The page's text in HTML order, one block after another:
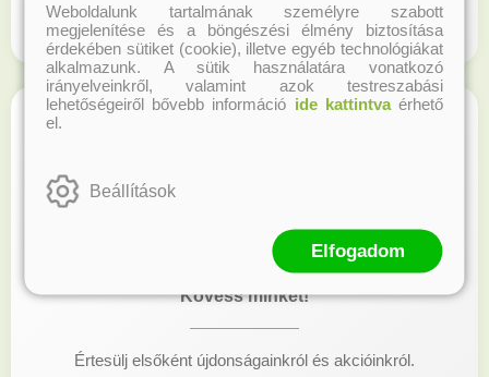
Regisztrálj honlapunkon és gyűjtsd a hűségpontokat!
Kövess minket!
Értesülj elsőként újdonságainkról és akcióinkról.
Weboldalunk tartalmának személyre szabott
megjelenítése és a böngészési élmény biztosítása
érdekében sütiket (cookie), illetve egyéb technológiákat
alkalmazunk. A sütik használatára vonatkozó
irányelveinkről, valamint azok testreszabási
lehetőségeiről bővebb információ ide kattintvaérhető
el.
Beállítások
Elfogadom